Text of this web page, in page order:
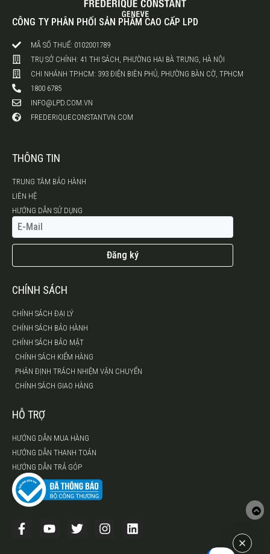
CÔNG TY PHÂN PHỐI SẢN PHẨM CAO CẤP LPD
MÃ SỐ THUẾ: 0102001789
TRỤ SỞ CHÍNH: 41 THI SÁCH, PHƯỜNG HAI BÀ TRƯNG, HÀ NỘI
CHI NHÁNH TP.HCM: 393 ĐIỆN BIÊN PHỦ, PHƯỜNG BÀN CỜ, TPHCM
1800 6785
INFO@LPD.COM.VN
FREDERIQUECONSTANTVN.COM
THÔNG TIN
TRUNG TÂM BẢO HÀNH
LIÊN HỆ
HƯỚNG DẪN SỬ DỤNG
Đăng ký
CHÍNH SÁCH
CHÍNH SÁCH ĐẠI LÝ
CHÍNH SÁCH BẢO HÀNH
CHÍNH SÁCH BẢO MẬT
CHÍNH SÁCH KIỂM HÀNG
PHÂN ĐỊNH TRÁCH NHIỆM VẬN CHUYỂN
CHÍNH SÁCH GIAO HÀNG
HỖ TRỢ
HƯỚNG DẪN MUA HÀNG
HƯỚNG DẪN THANH TOÁN
HƯỚNG DẪN TRẢ GÓP